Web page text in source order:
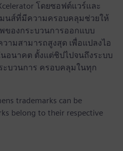
โดยซอฟต์แวร์และ
นส์ที่มีความครอบคลุมช่วยให้
ของกระบวนการออกแบบ
ามสามารถสูงสุด เพื่อแปลงไอ
อนาคต ตั้งแต่ชิปไปจนถึงระบบ
บวนการ ครอบคลุมในทุก
trademarks can be
belong to their respective